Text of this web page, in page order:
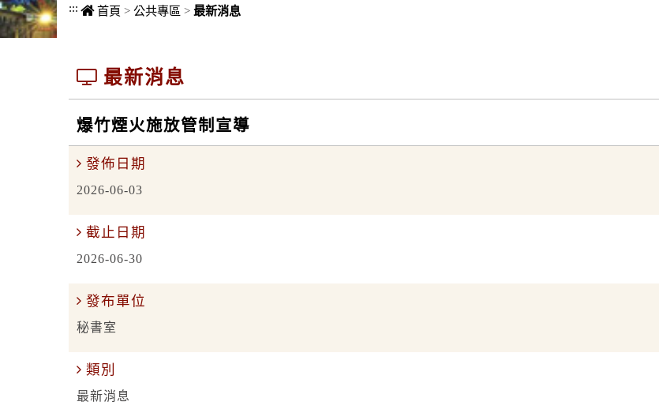
::: 首頁 > 公共專區 > 最新消息
最新消息
爆竹煙火施放管制宣導
發佈日期
2026-06-03
截止日期
2026-06-30
發布單位
秘書室
類別
最新消息